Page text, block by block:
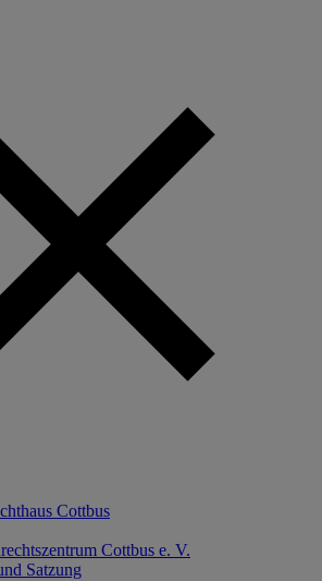
Cottbus
Cottbus e. V.
Satzung